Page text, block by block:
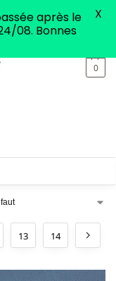
0
13 14
après le
08. Bonnes
X